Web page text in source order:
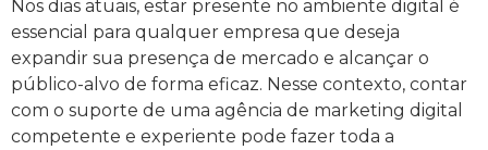
Nos dias atuais, estar presente no ambiente digital é
essencial para qualquer empresa que deseja
expandir sua presença de mercado e alcançar o
público-alvo de forma eficaz. Nesse contexto, contar
com o suporte de uma agência de marketing digital
competente e experiente pode fazer toda a